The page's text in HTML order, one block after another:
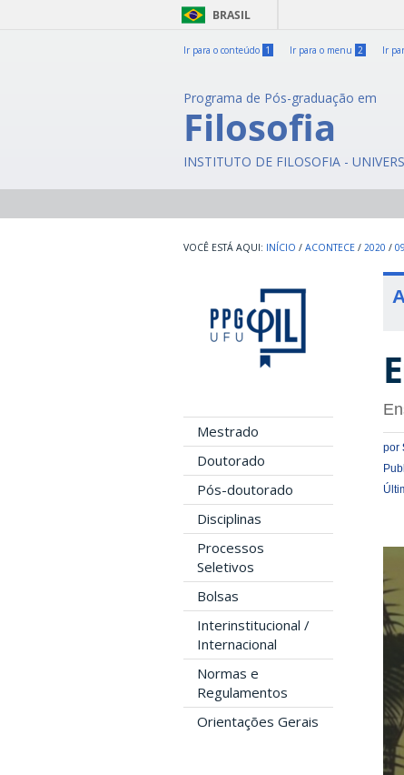
BRASIL
Ir para o conteúdo 1 Ir para o menu 2 Ir
Programa de Pós-graduação em
Filosofia
INSTITUTO DE FILOSOFIA -
INÍCIO / ACONTECE / 2020 / 09
Mestrado
Doutorado
Pós-doutorado
Disciplinas
Processos
Seletivos
Bolsas
Interinstitucional /
Internacional
Normas e
Regulamentos
Orientações Gerais
por